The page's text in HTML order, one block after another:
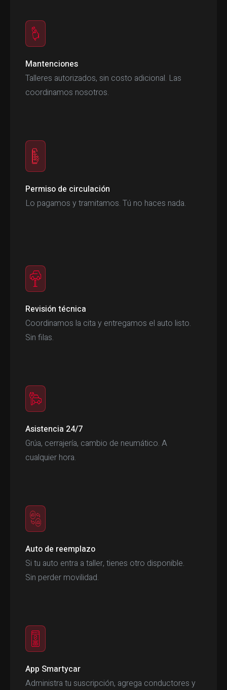
Mantenciones
Talleres autorizados, sin costo adicional. Las
coordinamos nosotros.
Permiso de circulación
Lo pagamos y tramitamos. Tú no haces nada.
Revisión técnica
Coordinamos la cita y entregamos el auto listo.
Sin filas.
Asistencia 24/7
Grúa, cerrajería, cambio de neumático. A
cualquier hora.
Auto de reemplazo
Si tu auto entra a taller, tienes otro disponible.
Sin perder movilidad.
App Smartycar
Administra tu suscripción, agrega conductores y